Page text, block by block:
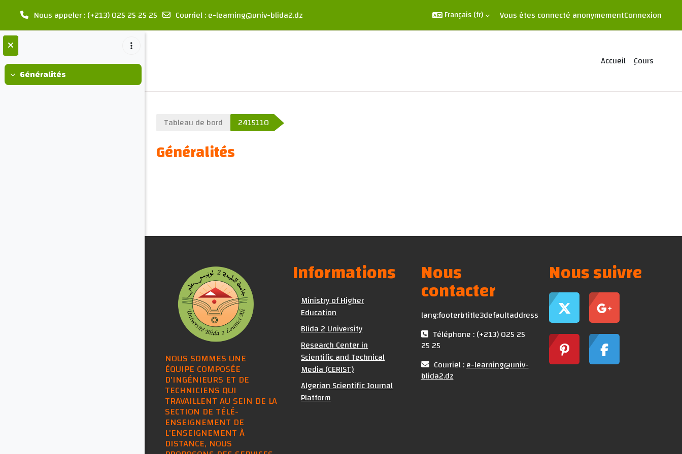
Passer au contenu principal
Nous appeler: (+213) 025 25 25 25 Courriel:e-learning@univ-blida2.dz Français ‎(fr)‎ Vous êtes connecté anonymementConnexion
Accueil ِCours
Replier
Généralités
Tableau de bord 2415110
Généralités
NOUS SOMMES UNE
ÉQUIPE COMPOSÉE
D'INGÉNIEURS ET DE
TECHNICIENS QUI
TRAVAILLENT AU SEIN DE LA
SECTION DE TÉLÉ-
ENSEIGNEMENT DE
L'ENSEIGNEMENT À
DISTANCE, NOUS
Informations
Ministry of Higher
Education
Blida 2 University
Research Center in
Scientific and Technical
Media (CERIST)
Algerian Scientific Journal
Platform
Nous
contacter
lang:footerbtitle3defaultaddress
Téléphone : (+213) 025 25
25 25
Courriel :e-learning@univ-
blida2.dz
Nous suivre